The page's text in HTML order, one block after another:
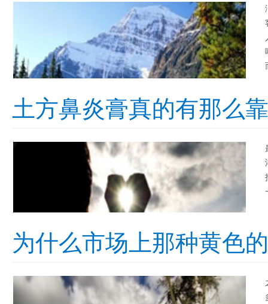
土方鼻炎膏真的有那么
为什么市场上那种黄色